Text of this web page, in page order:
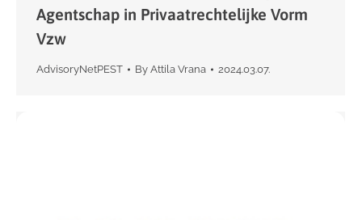
Agentschap in Privaatrechtelijke Vorm
Vzw
AdvisoryNetPEST By Attila Vrana 2024.03.07.